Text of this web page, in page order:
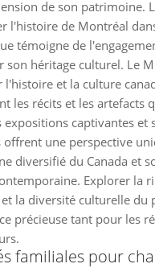
de son patrimoine.
l'histoire de Montréal
témoigne de
son héritage culturel. Le
l'histoire et la culture
les récits et les artefacts
expositions captivantes et
offrent une perspective
diversifié du Canada et
Explorer la
la diversité culturelle du
précieuse tant pour les
familiales pour